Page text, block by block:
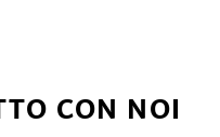
CON NOI